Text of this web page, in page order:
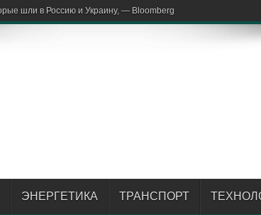
ЭНЕРГЕТИКА ТРАНСПОРТ